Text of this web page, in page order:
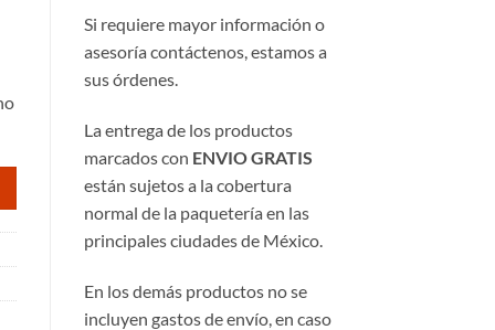
Si requiere mayor información o
asesoría contáctenos, estamos a
sus órdenes.
La entrega de los productos
marcados con ENVIO GRATIS
están sujetos a la cobertura
normal de la paquetería en las
principales ciudades de México.
En los demás productos no se
incluyen gastos de envío, en caso